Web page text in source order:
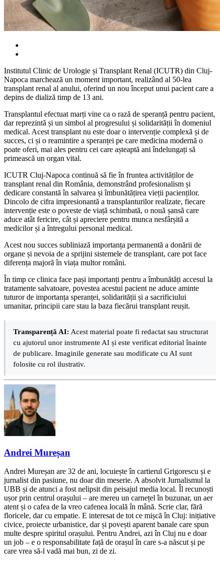
Institutul Clinic de Urologie și Transplant Renal (ICUTR) din Cluj-
Napoca marchează un moment important, realizând al 50-lea
transplant renal al anului, oferind un nou început unui pacient care a
depins de dializă timp de 13 ani.
Transplantul efectuat marți vine ca o rază de speranță pentru pacient,
dar reprezintă și un simbol al progresului și solidarității în domeniul
medical. Acest transplant nu este doar o intervenție complexă și de
succes, ci și o reamintire a speranței pe care medicina modernă o
poate oferi, mai ales pentru cei care așteaptă ani îndelungați să
primească un organ vital.
ICUTR Cluj-Napoca continuă să fie în fruntea activităților de
transplant renal din România, demonstrând profesionalism și
dedicare constantă în salvarea și îmbunătățirea vieții pacienților.
Dincolo de cifra impresionantă a transplanturilor realizate, fiecare
intervenție este o poveste de viață schimbată, o nouă șansă care
aduce atât fericire, cât și apreciere pentru munca nesfârșită a
medicilor și a întregului personal medical.
Acest nou succes subliniază importanța permanentă a donării de
organe și nevoia de a sprijini sistemele de transplant, care pot face
diferența majoră în viața multor români.
În timp ce clinica face pași importanți pentru a îmbunătăți accesul la
tratamente salvatoare, povestea acestui pacient ne aduce aminte
tuturor de importanța speranței, solidarității și a sacrificiului
umanitar, principii care stau la baza fiecărui transplant reușit.
Transparență AI: Acest material poate fi redactat sau structurat
cu ajutorul unor instrumente AI și este verificat editorial înainte
de publicare. Imaginile generate sau modificate cu AI sunt
folosite cu rol ilustrativ.
Andrei Mureșan
Andrei Mureșan are 32 de ani, locuiește în cartierul Grigorescu și e
jurnalist din pasiune, nu doar din meserie. A absolvit Jurnalismul la
UBB și de atunci a fost nelipsit din peisajul media local. Îl recunoști
ușor prin centrul orașului – are mereu un carnețel în buzunar, un aer
atent și o cafea de la vreo cafenea locală în mână. Scrie clar, fără
floricele, dar cu empatie. E interesat de tot ce mișcă în Cluj: inițiative
civice, proiecte urbanistice, dar și povești aparent banale care spun
multe despre spiritul orașului. Pentru Andrei, azi în Cluj nu e doar
un job – e o responsabilitate față de orașul în care s-a născut și pe
care vrea să-l vadă mai bun, zi de zi.